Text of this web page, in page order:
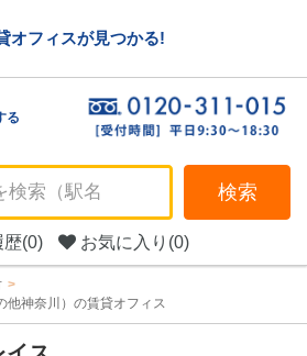
オフィスが見つかる!
る
検索
歴(0) お気に入り (0)
他神奈川）の賃貸オフィス